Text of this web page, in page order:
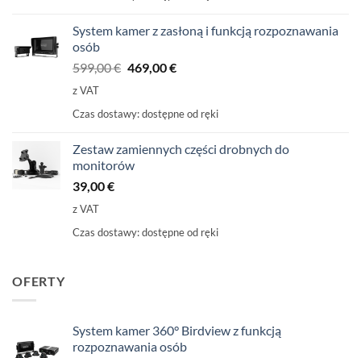
System kamer z zasłoną i funkcją rozpoznawania
osób
599,00€ Pierwotna
599,00
469,00€Aktualna
469,00
z VAT
Czas dostawy:dostępne od ręki
Zestaw zamiennych części drobnych do
monitorów
39,00€
z VAT
Czas dostawy:dostępne od ręki
OFERTY
System kamer 360° Birdview z funkcją
rozpoznawania osób